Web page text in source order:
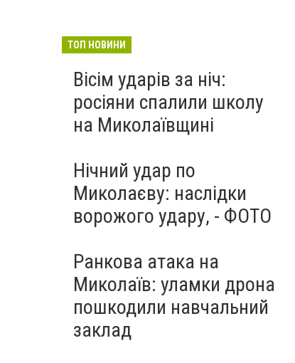
Миколаєві 2026: шукаємо
перезавантаження
ПАРТНЕРСЬКИЙ СПЕЦПРОЄКТ
ТОП НОВИНИ
Вісім ударів за ніч:
росіяни спалили школу
на Миколаївщині
Нічний удар по
Миколаєву: наслідки
ворожого удару, - ФОТО
Ранкова атака на
Миколаїв: уламки дрона
пошкодили навчальний
заклад